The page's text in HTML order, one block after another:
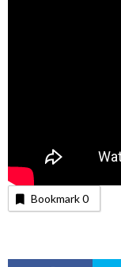
Bookmark0